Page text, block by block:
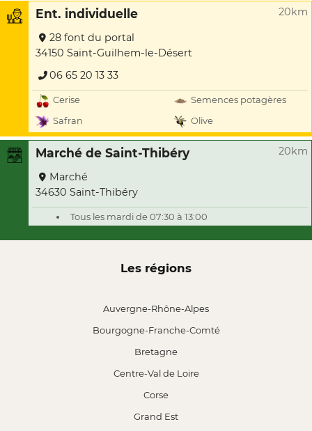
Ent. individuelle 20km
28 font du portal
34150 Saint-Guilhem-le-Désert
06 65 20 13 33
Cerise
Semences potagères
Safran
Olive
Marché de Saint-Thibéry 20km
Marché
34630 Saint-Thibéry
Tous les mardi de 07:30 à 13:00
Les régions
Auvergne-Rhône-Alpes
Bourgogne-Franche-Comté
Bretagne
Centre-Val de Loire
Corse
Grand Est